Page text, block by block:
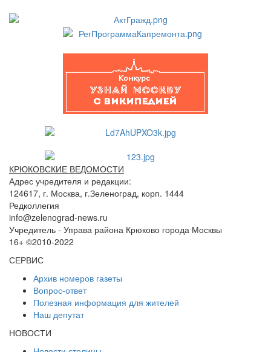
КРЮКОВСКИЕ ВЕДОМОСТИ
Адрес учредителя и редакции:
124617, г. Москва, г.Зеленоград, корп. 1444
Редколлегия
info@zelenograd-news.ru
Учредитель - Управа района Крюково города Москвы
16+ ©2010-2022
СЕРВИС
Архив номеров газеты
Вопрос-ответ
Полезная информация для жителей
Наш депутат
НОВОСТИ